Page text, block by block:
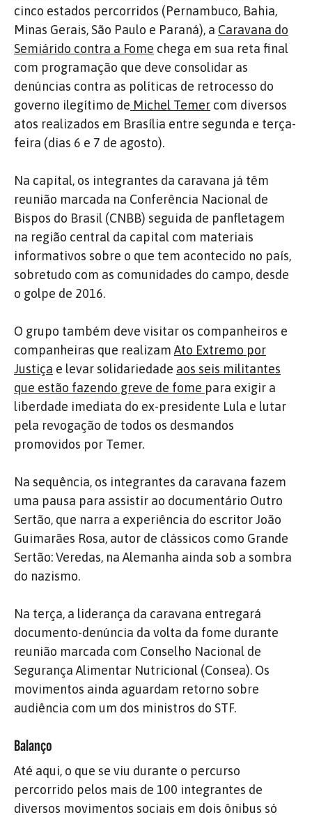
cinco estados percorridos (Pernambuco, Bahia,
Minas Gerais, São Paulo e Paraná), a Caravana do
Semiárido contra a Fome chega em sua reta final
com programação que deve consolidar as
denúncias contra as políticas de retrocesso do
governo ilegítimo de Michel Temer com diversos
atos realizados em Brasília entre segunda e terça-
feira (dias 6 e 7 de agosto).
Na capital, os integrantes da caravana já têm
reunião marcada na Conferência Nacional de
Bispos do Brasil (CNBB) seguida de panfletagem
na região central da capital com materiais
informativos sobre o que tem acontecido no país,
sobretudo com as comunidades do campo, desde
o golpe de 2016.
O grupo também deve visitar os companheiros e
companheiras que realizam Ato Extremo por
Justiça e levar solidariedade aos seis militantes
que estão fazendo greve de fome para exigir a
liberdade imediata do ex-presidente Lula e lutar
pela revogação de todos os desmandos
promovidos por Temer.
Na sequência, os integrantes da caravana fazem
uma pausa para assistir ao documentário Outro
Sertão, que narra a experiência do escritor João
Guimarães Rosa, autor de clássicos como Grande
Sertão: Veredas, na Alemanha ainda sob a sombra
do nazismo.
Na terça, a liderança da caravana entregará
documento-denúncia da volta da fome durante
reunião marcada com Conselho Nacional de
Segurança Alimentar Nutricional (Consea). Os
movimentos ainda aguardam retorno sobre
audiência com um dos ministros do STF.
Balanço
Até aqui, o que se viu durante o percurso
percorrido pelos mais de 100 integrantes de
diversos movimentos sociais em dois ônibus só